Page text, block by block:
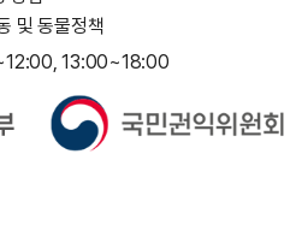
및 동물정책
13:00~18:00